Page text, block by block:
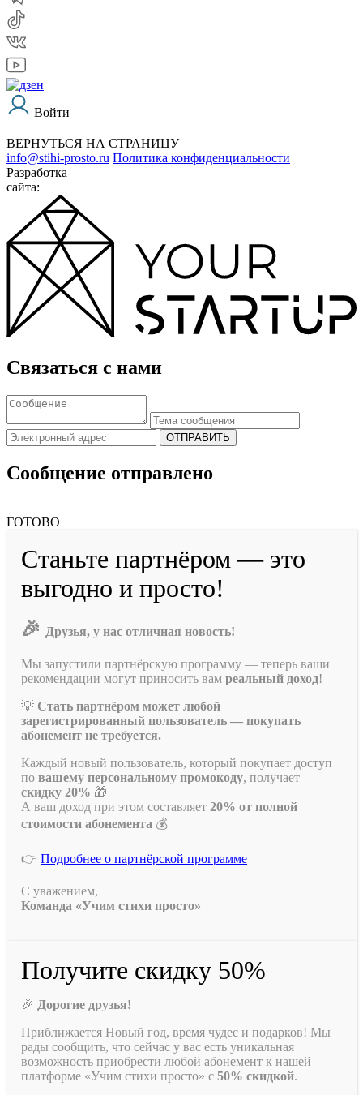
Войти
ВЕРНУТЬСЯ НА СТРАНИЦУ
info@stihi-prosto.ru Политика конфиденциальности
Разработка
сайта:
Связаться с нами
ОТПРАВИТЬ
Сообщение отправлено
ГОТОВО
Станьте партнёром — это
выгодно и просто!
🎉 Друзья, у нас отличная новость!
Мы запустили партнёрскую программу — теперь ваши
рекомендации могут приносить вам реальный доход!
💡 Стать партнёром может любой
зарегистрированный пользователь — покупать
абонемент не требуется.
Каждый новый пользователь, который покупает доступ
по вашему персональному промокоду, получает
скидку 20% 🎁
А ваш доход при этом составляет 20% от полной
стоимости абонемента 💰
👉 Подробнее о партнёрской программе
С уважением,
Команда «Учим стихи просто»
Получите скидку 50%
🎉 Дорогие друзья!
Приближается Новый год, время чудес и подарков! Мы
рады сообщить, что сейчас у вас есть уникальная
возможность приобрести любой абонемент к нашей
платформе «Учим стихи просто» с 50% скидкой.